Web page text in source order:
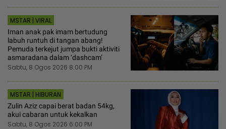
MSTAR | VIRAL
Iman anak pak imam bertudung
labuh runtuh di tangan abang!
Pemuda terkejut jumpa bukti aktiviti
asmaradana dalam ‘dashcam’
Sabtu, 8 Ogos 2026 8:00 PM
MSTAR | HIBURAN
Zulin Aziz capai berat badan 54kg,
akui cabaran untuk kekalkan
Sabtu, 8 Ogos 2026 6:00 PM